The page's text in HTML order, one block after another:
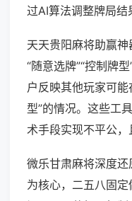
过AI算法调整牌局结
天天贵阳麻将助赢
“随意选牌”“控制牌
户反映其他玩家可能
型”的情况。这些工
术手段实现不平公，
微乐甘肃麻将深度
为核心，二五八固